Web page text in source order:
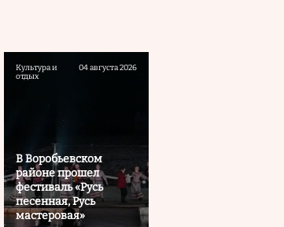
Культура и
отдых
04 августа 2026
В Воробьевском
районе прошел
фестиваль «Русь
песенная, Русь
мастеровая»